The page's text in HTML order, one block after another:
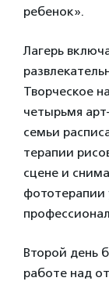
ребенок».
Лагерь
Творческое
четырьмя
семьи
терапии
сцене и
фототерапии
Второй день
работе над